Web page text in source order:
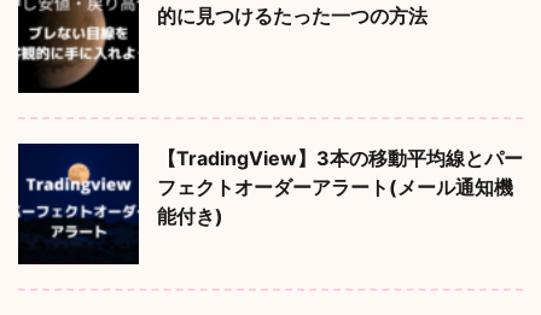
的に見つけるたった一つの方法
【TradingView】3本の移動平均線とパー
フェクトオーダーアラート(メール通知機
能付き)